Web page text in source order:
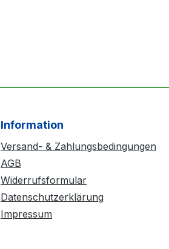
Information
Versand- & Zahlungsbedingungen
AGB
Widerrufsformular
Datenschutzerklärung
Impressum